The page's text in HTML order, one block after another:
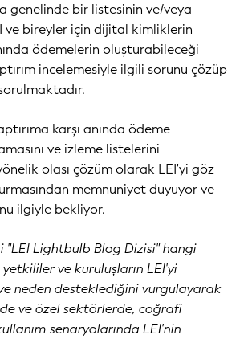
genelinde bir listesinin ve/veya
ve bireyler için dijital kimliklerin
ödemelerin oluşturabileceği
incelemesiyle ilgili sorunu çözüp
karşı anında ödeme
ve izleme listelerini
olası çözüm olarak LEI'yi göz
memnuniyet duyuyor ve
ilgiyle bekliyor.
"LEI Lightbulb Blog Dizisi" hangi
ve kuruluşların LEI'yi
neden desteklediğini vurgulayarak
ve özel sektörlerde, coğrafi
senaryolarında LEI'nin